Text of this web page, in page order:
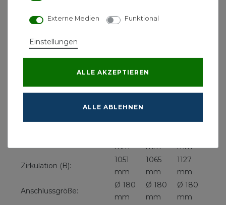
Kaltwasser (A):
110 mm 127 mm
Warmwasser (C):
204
mm
205
mm
mm
mm
mm
Zirkulation (B):
1051
mm
1065
mm
1127
mm
Anschlussgröße:
Ø 180
mm
Ø 180
mm
Ø 180
mm
Externe Medien Funktional
Einstellungen
ALLE AKZEPTIEREN
ALLE ABLEHNEN